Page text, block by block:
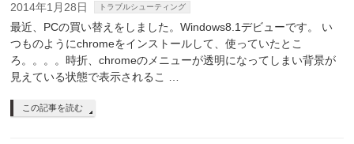
2014年1月28日 トラブルシューティング
最近、PCの買い替えをしました。Windows8.1デビューです。 い
つものようにchromeをインストールして、使っていたとこ
ろ。。。。時折、chromeのメニューが透明になってしまい背景が
見えている状態で表示されるこ …
この記事を読む